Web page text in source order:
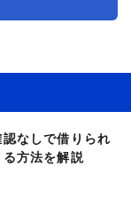
なしで借りられ
方法を解説